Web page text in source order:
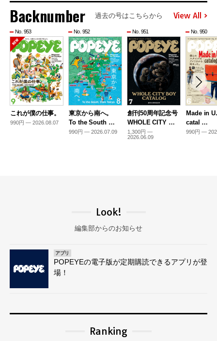
Backnumber 過去の号はこちらから View All
No. 953
これが僕の仕事。
990円 — 2026.08.07
No. 952
東京から南へ。
To the South …
990円 — 2026.07.09
No. 951
創刊50周年記念号
WHOLE CITY …
1,300円 —
2026.06.09
No. 950
Made in
catal …
990円 —
Look!
編集部からのお知らせ
アプリ
POPEYEの電子版が定期購読できるアプリが登
場！
Ranking